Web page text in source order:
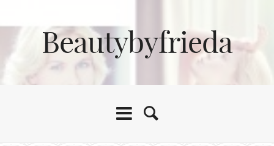
Beautybyfrieda